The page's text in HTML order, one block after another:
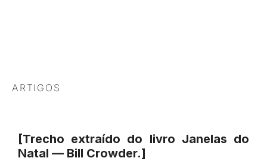
ARTIGOS
[Trecho extraído do livro Janelas do
Natal — Bill Crowder.]